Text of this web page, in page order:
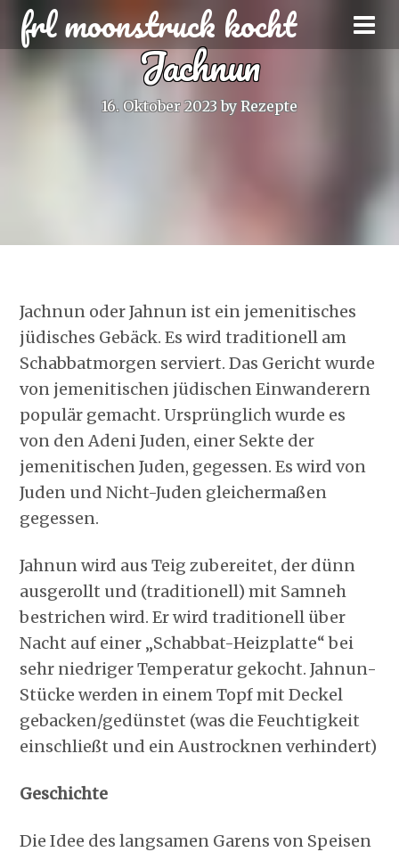
frl moonstruck kocht
Jachnun
16. Oktober 2023 by Rezepte
Jachnun oder Jahnun ist ein jemenitisches
jüdisches Gebäck. Es wird traditionell am
Schabbatmorgen serviert. Das Gericht wurde
von jemenitischen jüdischen Einwanderern
populär gemacht. Ursprünglich wurde es
von den Adeni Juden, einer Sekte der
jemenitischen Juden, gegessen. Es wird von
Juden und Nicht-Juden gleichermaßen
gegessen.
Jahnun wird aus Teig zubereitet, der dünn
ausgerollt und (traditionell) mit Samneh
bestrichen wird. Er wird traditionell über
Nacht auf einer „Schabbat-Heizplatte“ bei
sehr niedriger Temperatur gekocht. Jahnun-
Stücke werden in einem Topf mit Deckel
gebacken/gedünstet (was die Feuchtigkeit
einschließt und ein Austrocknen verhindert)
Geschichte
Die Idee des langsamen Garens von Speisen